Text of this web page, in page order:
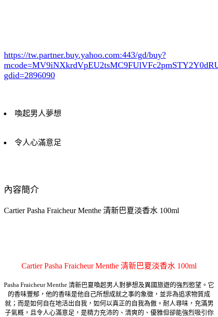
https://tw.partner.buy.yahoo.com:443/gd/buy?
gdid=2896090
喚起男人夢想
令人心滿意足
內容簡介
Cartier Pasha Fraicheur Menthe 清新巴夏淡香水 100ml
Cartier Pasha Fraicheur Menthe 清新巴夏淡香水 100ml
Pasha Fraicheur Menthe 清新巴夏喚起男人對夢想及異國旅遊的強烈慾望。它
的香味豐郁，他的香味是他自己所想成就之事的象徵，並非為追求物質成
就；而是如何自在地活出自我，如何以真正的自我為傲。耐人尋味，充滿男
子氣概，且令人心滿意足，是精力充沛的、清爽的、優雅但卻能強烈吸引你